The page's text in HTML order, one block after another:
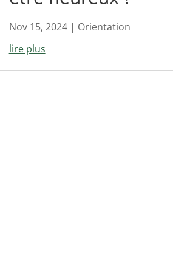
Nov 15, 2024| Orientation
lire plus